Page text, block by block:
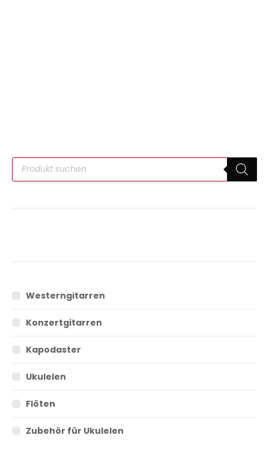
Westerngitarren
Konzertgitarren
Kapodaster
Ukulelen
Flöten
Zubehör für Ukulelen